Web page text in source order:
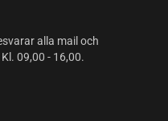
alla mail och
09,00 - 16,00.